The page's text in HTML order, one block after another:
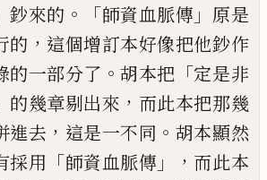
鈔來的 。「師資血脈傳 」 原是
的 ， 這個增訂本好像把他鈔作
的一部分了 。胡本把 「定是非
的幾章剔出來 ， 而此本把那幾
進去 ， 這是一不同 。 胡本顯然
採用 「師資血脈傳 」， 而此本